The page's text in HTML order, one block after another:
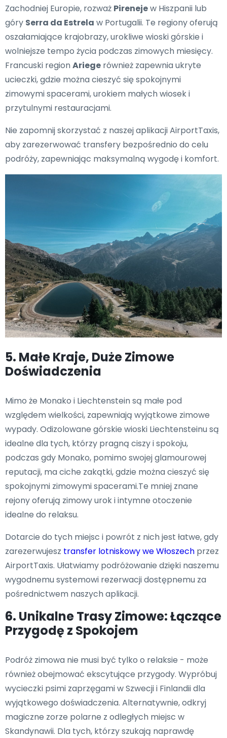
Zachodniej Europie, rozważ Pirenejew Hiszpanii lub
góry Serra da Estrela w Portugalii. Te regiony oferują
oszałamiające krajobrazy, urokliwe wioski górskie i
wolniejsze tempo życia podczas zimowych miesięcy.
Francuski regionAriege również zapewnia ukryte
ucieczki, gdzie można cieszyć się spokojnymi
zimowymi spacerami, urokiem małych wiosek i
przytulnymi restauracjami.
Nie zapomnij skorzystać z naszej aplikacji AirportTaxis,
aby zarezerwować transfery bezpośrednio do celu
podróży, zapewniając maksymalną wygodę i komfort.
5. Małe Kraje, Duże Zimowe
Doświadczenia
Mimo że Monako i Liechtenstein są małe pod
względem wielkości, zapewniają wyjątkowe zimowe
wypady. Odizolowane górskie wioski Liechtensteinu są
idealne dla tych, którzy pragną ciszy i spokoju,
podczas gdy Monako, pomimo swojej glamourowej
reputacji, ma ciche zakątki, gdzie można cieszyć się
spokojnymi zimowymi spacerami.Te mniej znane
rejony oferują zimowy urok i intymne otoczenie
idealne do relaksu.
Dotarcie do tych miejsc i powrót z nich jest łatwe, gdy
zarezerwujesz transfer lotniskowy we Włoszech przez
AirportTaxis. Ułatwiamy podróżowanie dzięki naszemu
wygodnemu systemowi rezerwacji dostępnemu za
pośrednictwem naszych aplikacji.
6. Unikalne Trasy Zimowe: Łączące
Przygodę z Spokojem
Podróż zimowa nie musi być tylko o relaksie - może
również obejmować ekscytujące przygody. Wypróbuj
wycieczki psimi zaprzęgami w Szwecji i Finlandii dla
wyjątkowego doświadczenia. Alternatywnie, odkryj
magiczne zorze polarne z odległych miejsc w
Skandynawii. Dla tych, którzy szukają naprawdę